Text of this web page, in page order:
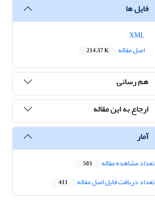
فایل ها
اصل مقاله
214.37 K
هم رسانی
ارجاع به این مقاله
آمار
تعداد مشاهده مقاله 503
تعداد دریافت فایل اصل مقاله 411